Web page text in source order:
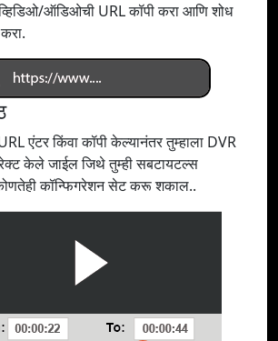
ऑडिओची URL कॉपी करा आणि शोध
एंटर किंवा कॉपी केल्यानंतर तुम्हाला DVR
केले जाईल जिथे तुम्ही सबटायटल्स
कॉन्फिगरेशन सेट करू शकाल..